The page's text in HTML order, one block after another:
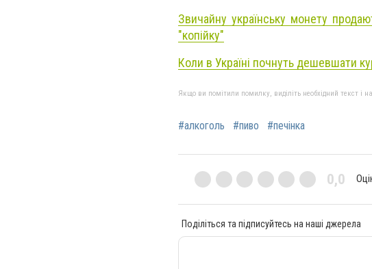
Звичайну українську монету
"копійку"
Коли в Україні почнуть дешевшати
Якщо ви помітили помилку, виділіть необхідний текст і
#алкоголь #пиво #печінка
0,0
Поділіться та підписуйтесь на наші джерела